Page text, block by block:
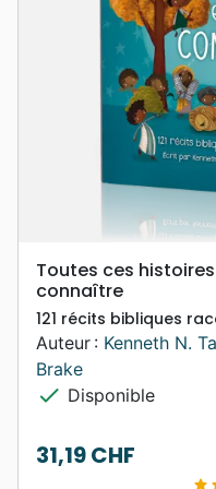
Toutes ces
connaître
121 récits bibliques
Auteur : Kenneth N.
Brake
check Disponible
Prix
31,19 CHF
star